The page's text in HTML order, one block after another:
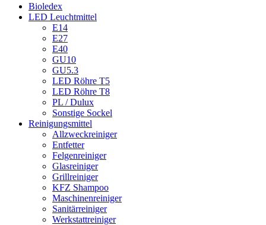
Bioledex
LED Leuchtmittel
E14
E27
E40
GU10
GU5.3
LED Röhre T5
LED Röhre T8
PL / Dulux
Sonstige Sockel
Reinigungsmittel
Allzweckreiniger
Entfetter
Felgenreiniger
Glasreiniger
Grillreiniger
KFZ Shampoo
Maschinenreiniger
Sanitärreiniger
Werkstattreiniger